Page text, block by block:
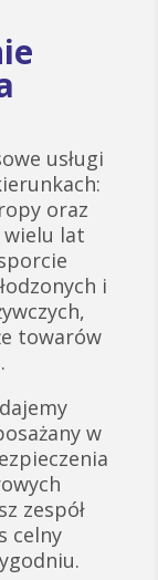
usługi
oraz
wielu lat
i
towarów
w
zespół
celny